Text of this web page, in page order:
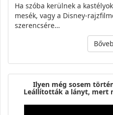
Ha szóba kerülnek a
mesék, vagy a Disney-
szerencsére…
Ilyen még sosem
Leállították a lányt, mert